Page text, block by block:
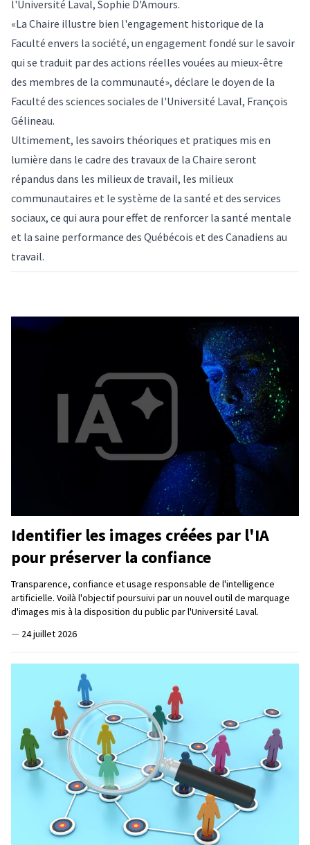
l'Université Laval, Sophie D'Amours.
«La Chaire illustre bien l'engagement historique de la
Faculté envers la société, un engagement fondé sur le savoir
qui se traduit par des actions réelles vouées au mieux-être
des membres de la communauté», déclare le doyen de la
Faculté des sciences sociales de l'Université Laval, François
Gélineau.
Ultimement, les savoirs théoriques et pratiques mis en
lumière dans le cadre des travaux de la Chaire seront
répandus dans les milieux de travail, les milieux
communautaires et le système de la santé et des services
sociaux, ce qui aura pour effet de renforcer la santé mentale
et la saine performance des Québécois et des Canadiens au
travail.
Identifier les images créées par l'IA
pour préserver la confiance
Transparence, confiance et usage responsable de l'intelligence
artificielle. Voilà l'objectif poursuivi par un nouvel outil de marquage
d'images mis à la disposition du public par l'Université Laval.
— 24 juillet 2026